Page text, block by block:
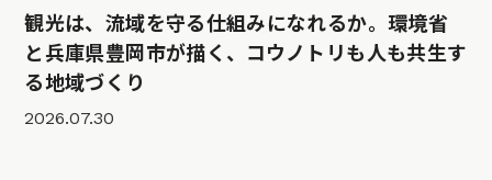
観光は、流域を守る仕組みになれるか。環境省
と兵庫県豊岡市が描く、コウノトリも人も共生す
る地域づくり
2026.07.30